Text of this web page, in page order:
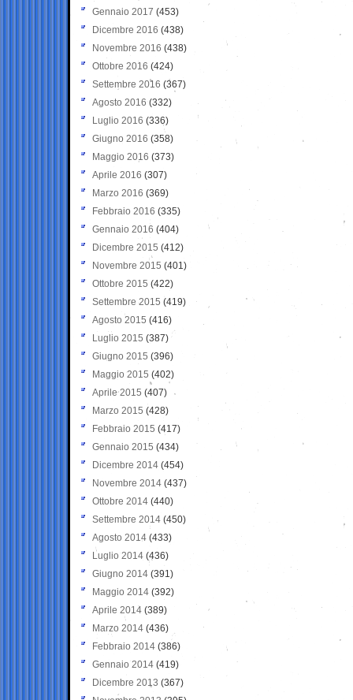
Gennaio 2017 (453)
Dicembre 2016 (438)
Novembre 2016 (438)
Ottobre 2016 (424)
Settembre 2016 (367)
Agosto 2016 (332)
Luglio 2016 (336)
Giugno 2016 (358)
Maggio 2016 (373)
Aprile 2016 (307)
Marzo 2016 (369)
Febbraio 2016 (335)
Gennaio 2016 (404)
Dicembre 2015 (412)
Novembre 2015 (401)
Ottobre 2015 (422)
Settembre 2015 (419)
Agosto 2015 (416)
Luglio 2015 (387)
Giugno 2015 (396)
Maggio 2015 (402)
Aprile 2015 (407)
Marzo 2015 (428)
Febbraio 2015 (417)
Gennaio 2015 (434)
Dicembre 2014 (454)
Novembre 2014 (437)
Ottobre 2014 (440)
Settembre 2014 (450)
Agosto 2014 (433)
Luglio 2014 (436)
Giugno 2014 (391)
Maggio 2014 (392)
Aprile 2014 (389)
Marzo 2014 (436)
Febbraio 2014 (386)
Gennaio 2014 (419)
Dicembre 2013 (367)